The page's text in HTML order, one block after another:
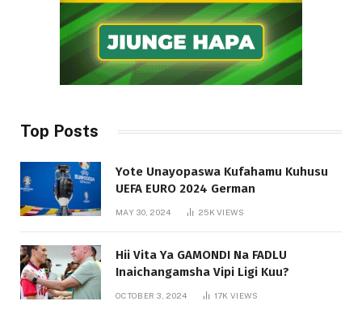
Top Posts
Yote Unayopaswa Kufahamu Kuhusu
UEFA EURO 2024 German
MAY 30, 2024 25KVIEWS
Hii Vita Ya GAMONDI Na FADLU
Inaichangamsha Vipi Ligi Kuu?
OCTOBER 3, 2024 17KVIEWS